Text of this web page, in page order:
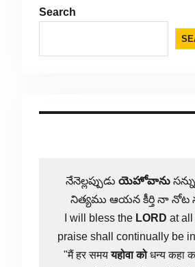
Search
నేనెల్లప్పుడుయెహోవాను
నిత్యము ఆయన కీర్తి నా నోట
I will bless the LORD at all
praise shall continually be
"मैं हर समययहोवा कोधन्य कहा